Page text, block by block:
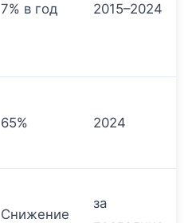
7% в год 2015–2024
65% 2024
Снижение
за